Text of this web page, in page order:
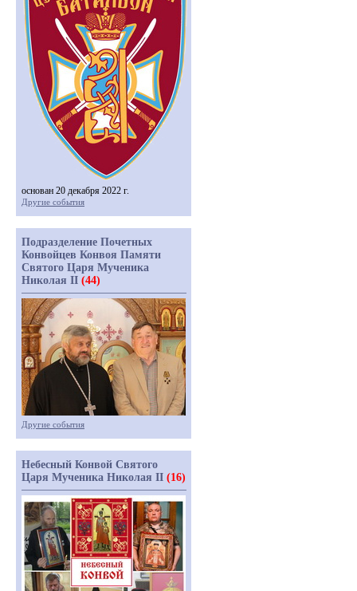
основан 20 декабря 2022 г.
Другие события
Подразделение Почетных
Конвойцев Конвоя Памяти
Святого Царя Мученика
Николая II (44)
Другие события
Небесный Конвой Святого
Царя Мученика Николая II (16)